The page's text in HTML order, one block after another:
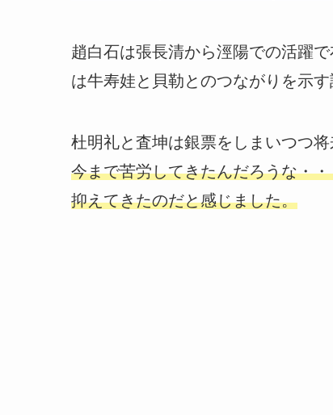
趙白石は張長清から涇陽での活躍
は牛寿娃と貝勒とのつながりを示
杜明礼と査坤は銀票をしまいつつ将
今まで苦労してきたんだろうな・
抑えてきたのだと感じました。